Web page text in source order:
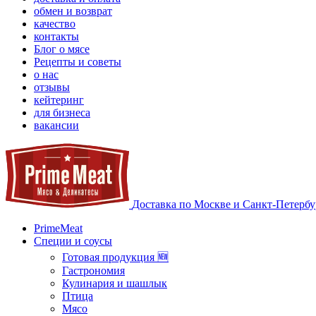
обмен и возврат
качество
контакты
Блог о мясе
Рецепты и советы
о нас
отзывы
кейтеринг
для бизнеса
вакансии
Доставка по Москве и Санкт-
PrimeMeat
Специи и соусы
Готовая продукция 🆕
Гастрономия
Кулинария и шашлык
Птица
Мясо